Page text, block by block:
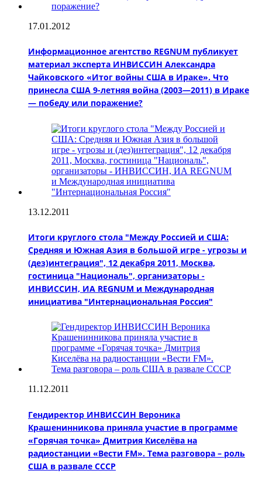
17.01.2012
Информационное агентство REGNUM публикует
материал эксперта ИНВИССИН Александра
Чайковского «Итог войны США в Ираке». Что
принесла США 9-летняя война (2003—2011) в Ираке
— победу или поражение?
13.12.2011
Итоги круглого стола "Между Россией и США:
Средняя и Южная Азия в большой игре - угрозы и
(дез)интеграция", 12 декабря 2011, Москва,
гостиница "Националь", организаторы -
ИНВИССИН, ИА REGNUM и Международная
инициатива "Интернациональная Россия"
11.12.2011
Гендиректор ИНВИССИН Вероника
Крашенинникова приняла участие в программе
«Горячая точка» Дмитрия Киселёва на
радиостанции «Вести FM». Тема разговора – роль
США в развале СССР